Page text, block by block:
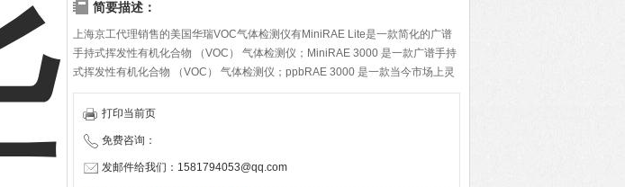
简要描述：
上海京工代理销售的美国华瑞VOC气体检测仪有MiniRAE Lite是一款简化的广谱
手持式挥发性有机化合物 （VOC） 气体检测仪；MiniRAE 3000 是一款广谱手持
式挥发性有机化合物 （VOC） 气体检测仪；ppbRAE 3000 是一款当今市场上灵
敏的广谱手持式挥发性有机化合物 （VOC） 气体检测仪；UltraRAE 3000 是-款
基于3G PID 平台的特种有机气体检测仪。
打印当前页
免费咨询：
发邮件给我们：1581794053@qq.com